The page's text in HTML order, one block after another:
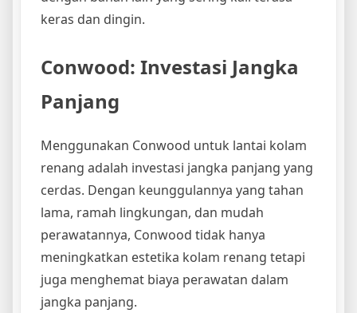
keras dan dingin.
Conwood: Investasi Jangka
Panjang
Menggunakan Conwood untuk lantai kolam
renang adalah investasi jangka panjang yang
cerdas. Dengan keunggulannya yang tahan
lama, ramah lingkungan, dan mudah
perawatannya, Conwood tidak hanya
meningkatkan estetika kolam renang tetapi
juga menghemat biaya perawatan dalam
jangka panjang.